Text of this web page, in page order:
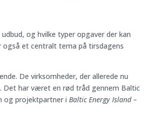
og hvilke typer opgaver der kan
et centralt tema på tirsdagens
De virksomheder, der allerede nu
Det har været en rød tråd gennem Baltic
og projektpartner iBaltic Energy Island –